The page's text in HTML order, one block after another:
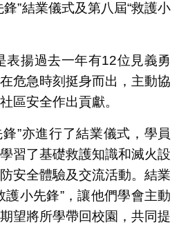
”結業儀式及第八屆“救護小
表揚過去一年有12位見義勇
危急時刻挺身而出，主動協
區安全作出貢獻。
”亦進行了結業儀式，學員
習了基礎救護知識和滅火設
安全體驗及交流活動。結業
護小先鋒”，讓他們學會主動
望將所學帶回校園，共同提